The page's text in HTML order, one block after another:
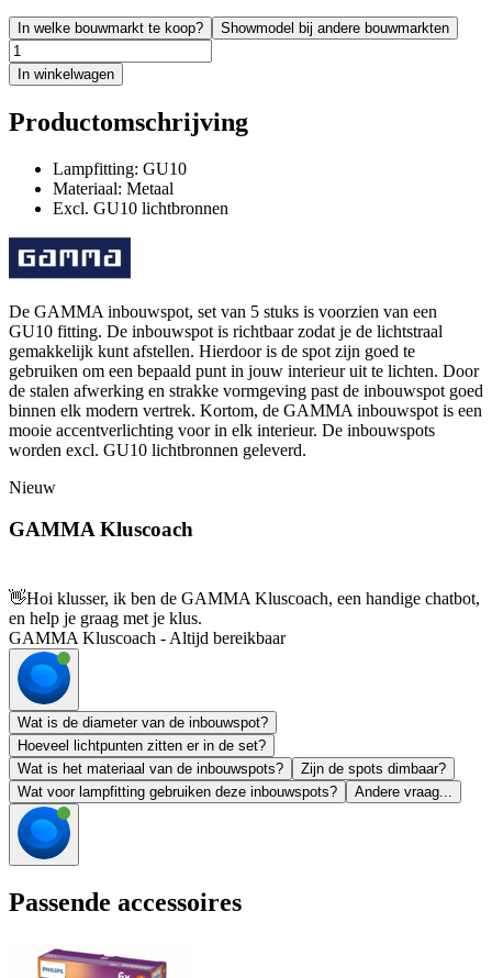
In welke bouwmarkt te koop? Showmodel bij andere bouwmarkten
In winkelwagen
Productomschrijving
Lampfitting: GU10
Materiaal: Metaal
Excl. GU10 lichtbronnen
De GAMMA inbouwspot, set van 5 stuks is voorzien van een
GU10 fitting. De inbouwspot is richtbaar zodat je de lichtstraal
gemakkelijk kunt afstellen. Hierdoor is de spot zijn goed te
gebruiken om een bepaald punt in jouw interieur uit te lichten. Door
de stalen afwerking en strakke vormgeving past de inbouwspot goed
binnen elk modern vertrek. Kortom, de GAMMA inbouwspot is een
mooie accentverlichting voor in elk interieur. De inbouwspots
worden excl. GU10 lichtbronnen geleverd.
Nieuw
GAMMA Kluscoach
👋Hoi klusser, ik ben de GAMMA Kluscoach, een handige chatbot,
en help je graag met je klus.
GAMMA Kluscoach - Altijd bereikbaar
Wat is de diameter van de inbouwspot?
Hoeveel lichtpunten zitten er in de set?
Wat is het materiaal van de inbouwspots?
Zijn de spots dimbaar?
Wat voor lampfitting gebruiken deze inbouwspots?
Andere vraag...
Passende accessoires